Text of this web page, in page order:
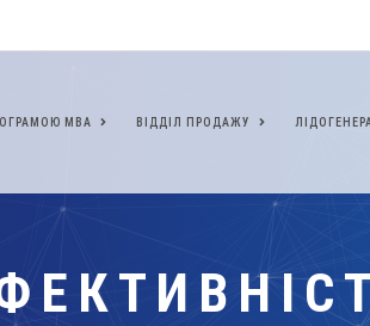
МВА ВІДДІЛ ПРОДАЖУ